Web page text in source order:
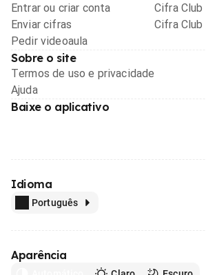
Entrar ou criar conta
Enviar cifras
Pedir videoaula
Cifra Club
Cifra Club
Sobre o site
Termos de uso e privacidade
Ajuda
Baixe o aplicativo
Idioma
Português
Aparência